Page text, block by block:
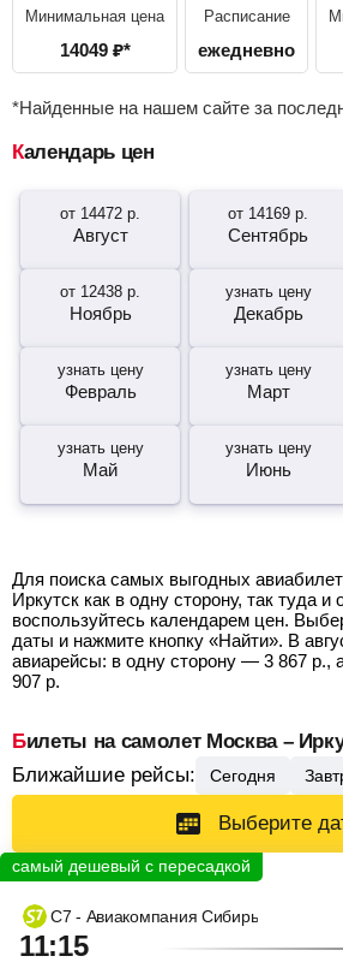
Минимальная цена
14049 ₽*
Расписание
ежедневно
*Найденные на нашем сайте за
Календарь цен
от 14472 р.
Август
от 14169 р.
Сентябрь
от 12438 р.
Ноябрь
узнать цену
Декабрь
узнать цену
Февраль
узнать цену
Март
узнать цену
Май
узнать цену
Июнь
Для поиска самых выгодных
Иркутск как в одну сторону, так туда и
воспользуйтесь календарем цен.
даты и нажмите кнопку «Найти». В
авиарейсы: в одну сторону — 3 867 р.,
907 р.
Билеты на самолет Москва –
Ближайшие рейсы:
Сегодня
Выберите
С7 - Авиакомпания Сибирь
11:15